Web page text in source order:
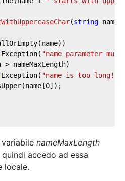
(string name
"name parameter
> nameMaxLength)
"name is too long!
0]);
nameMaxLength
accedo ad essa
locale.